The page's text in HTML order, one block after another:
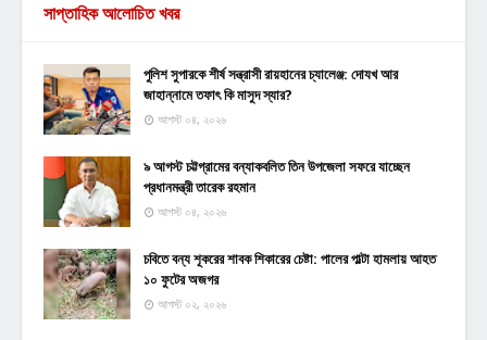
সাপ্তাহিক আলোচিত খবর
পুলিশ সুপারকে শীর্ষ সন্ত্রাসী রায়হানের চ্যালেঞ্জ: দোযখ আর
জাহান্নামে তফাৎ কি মাসুদ স্যার?
আগস্ট ০৪, ২০২৬
৯ আগস্ট চট্টগ্রামের বন্যাকবলিত তিন উপজেলা সফরে যাচ্ছেন
প্রধানমন্ত্রী তারেক রহমান
আগস্ট ০৪, ২০২৬
চবিতে বন্য শূকরের শাবক শিকারের চেষ্টা: পালের পাল্টা হামলায় আহত
১০ ফুটের অজগর
আগস্ট ০২, ২০২৬